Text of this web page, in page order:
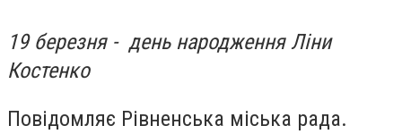
19 березня - день народження Ліни
Костенко
Повідомляє Рівненська міська рада.